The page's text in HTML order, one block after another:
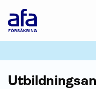
Försäkring